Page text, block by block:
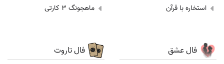
استخاره با قرآن
ماهجونگ 3 کارتی
فال عشق فال تاروت